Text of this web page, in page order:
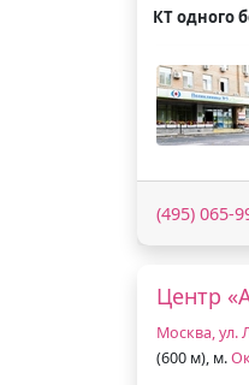
КТ одного
(495) 065-
Центр
Москва, ул.
(600 м), м.